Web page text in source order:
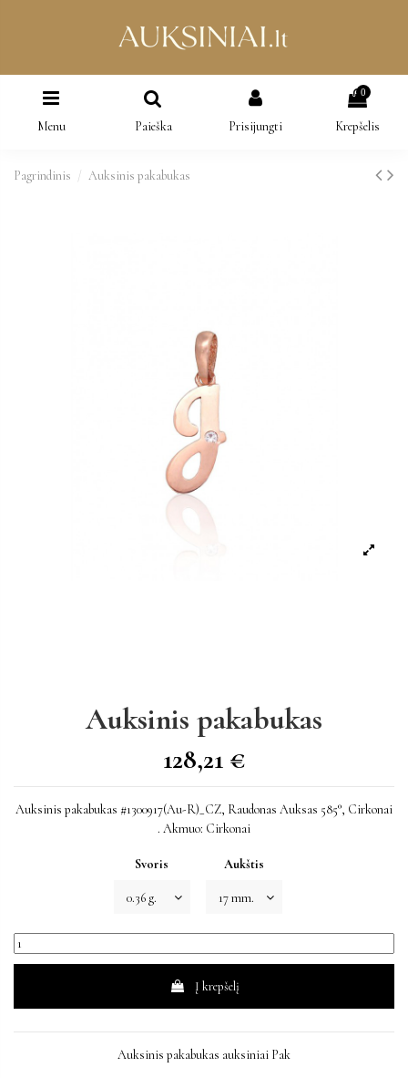
Menu Paieška Prisijungti
0
Krepšelis
Pagrindinis Auksinis pakabukas
Auksinis pakabukas
128,21 €
Auksinis pakabukas #1300917(Au-R)_CZ, Raudonas Auksas 585°, Cirkonai
. Akmuo: Cirkonai
Svoris Aukštis
Į krepšelį
Auksinis pakabukas auksiniai Pak